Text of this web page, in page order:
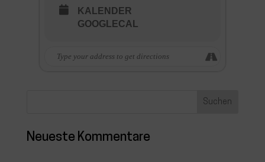
KALENDER
GOOGLECAL
Neueste Kommentare